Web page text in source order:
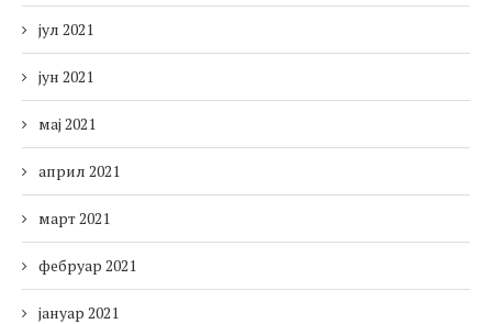
јул 2021
јун 2021
мај 2021
април 2021
март 2021
фебруар 2021
јануар 2021